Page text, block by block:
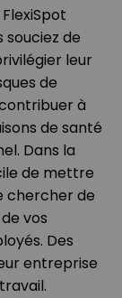
souciez de
leur
de
à
de santé
Dans la
de mettre
chercher de
vos
Des
entreprise